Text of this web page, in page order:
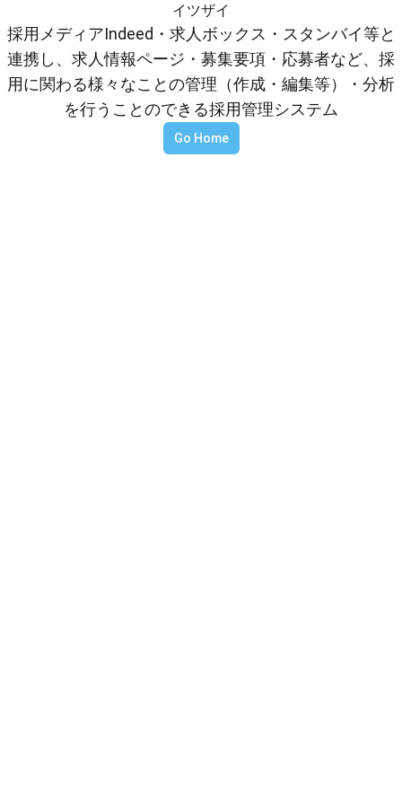
イツザイ
採用メディアIndeed・求人ボックス・スタンバイ等と
連携し、求人情報ページ・募集要項・応募者など、採
用に関わる様々なことの管理（作成・編集等）・分析
を行うことのできる採用管理システム
Go Home